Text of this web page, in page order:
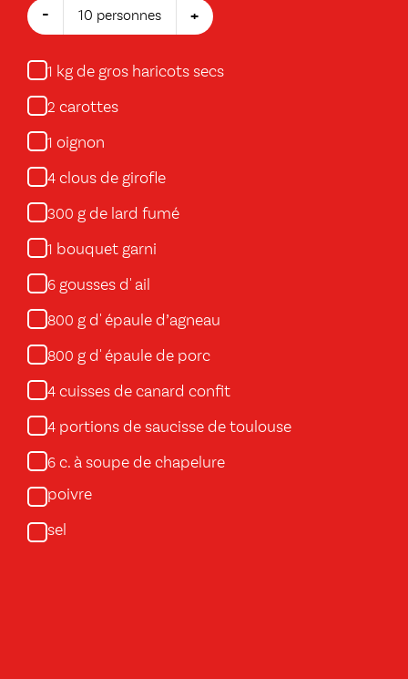
- 10 personnes +
1 kg de gros haricots secs
2 carottes
1 oignon
4 clous de girofle
300 g de lard fumé
1 bouquet garni
6 gousses d' ail
800 g d' épaule d’agneau
800 g d' épaule de porc
4 cuisses de canard confit
4 portions de saucisse de toulouse
6 c. à soupe de chapelure
poivre
sel